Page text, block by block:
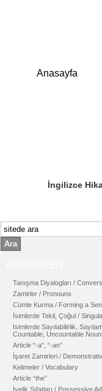
Anasayfa
İngilizce
Ara
Tanışma Diyalogları /
Zamirler / Pronouns
Cümle Kurma / Forming a
İsimlerde Tekil, Çoğul /
İsimlerde Sayılabilirlik,
Countable, Uncountable
Article “-a”, “-an”
İşaret Zamirleri /
Kelimeler / Vocabulary
Article “the”
İyelik Sıfatları / Possessive